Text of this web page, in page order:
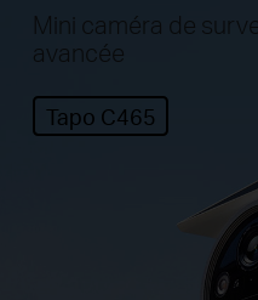
Mini caméra de
avancée
Tapo C465